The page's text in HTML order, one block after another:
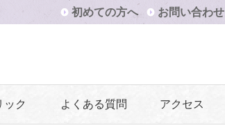
初めての方へ お問い合わせ
ック よくある質問 アクセス